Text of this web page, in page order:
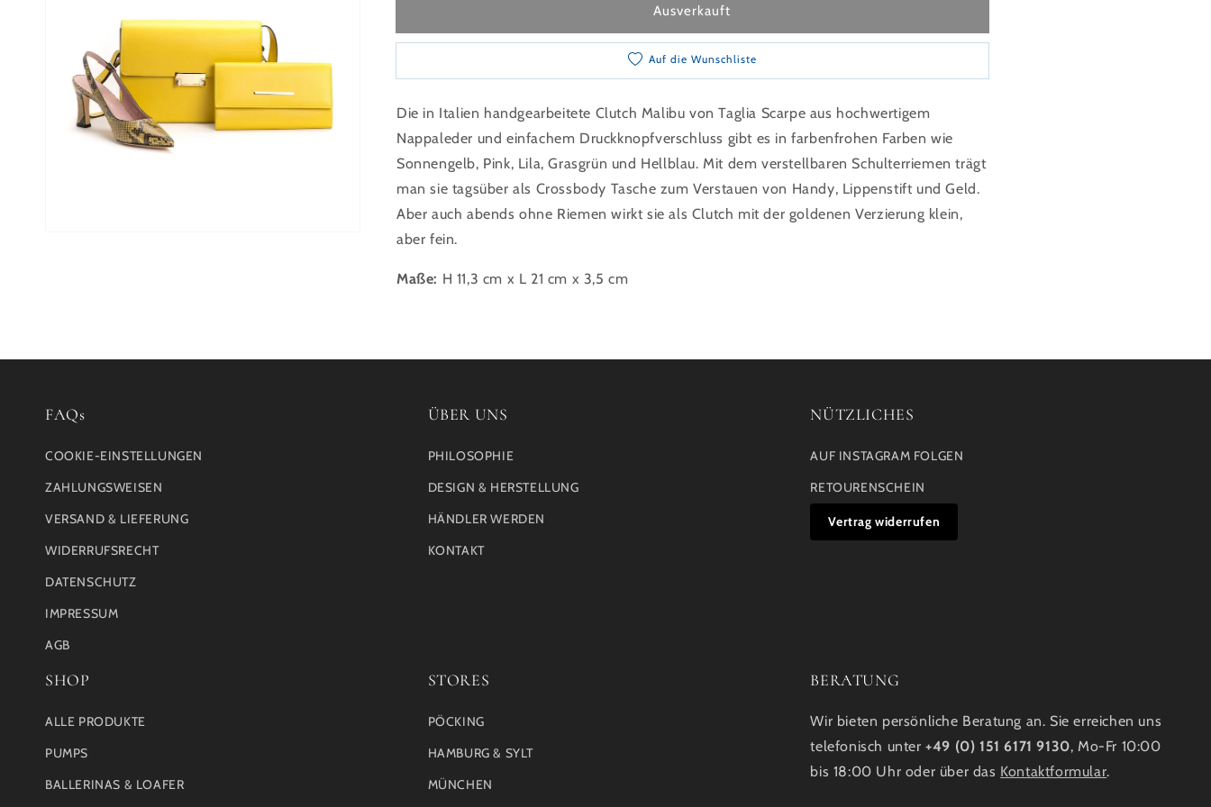
Ausverkauft
Auf die Wunschliste
Die in Italien handgearbeitete Clutch Malibu von Taglia Scarpe aus hochwertigem
Nappaleder und einfachem Druckknopfverschluss gibt es in farbenfrohen Farben wie
Sonnengelb, Pink, Lila, Grasgrün und Hellblau. Mit dem verstellbaren Schulterriemen trägt
man sie tagsüber als Crossbody Tasche zum Verstauen von Handy, Lippenstift und Geld.
Aber auch abends ohne Riemen wirkt sie als Clutch mit der goldenen Verzierung klein,
aber fein.
Maße: H 11,3 cm x L 21 cm x 3,5 cm
FAQs
COOKIE-EINSTELLUNGEN
ZAHLUNGSWEISEN
VERSAND & LIEFERUNG
WIDERRUFSRECHT
DATENSCHUTZ
IMPRESSUM
AGB
ÜBER UNS
PHILOSOPHIE
DESIGN & HERSTELLUNG
HÄNDLER WERDEN
KONTAKT
NÜTZLICHES
AUF INSTAGRAM FOLGEN
RETOURENSCHEIN
Vertrag widerrufen
SHOP
ALLE PRODUKTE
PUMPS
BALLERINAS & LOAFER
STORES
PÖCKING
HAMBURG & SYLT
MÜNCHEN
BERATUNG
Wir bieten persönliche Beratung an. Sie erreichen uns
telefonisch unter+49 (0) 151 6171 9130, Mo-Fr 10:00
bis 18:00 Uhr oder über das Kontaktformular.